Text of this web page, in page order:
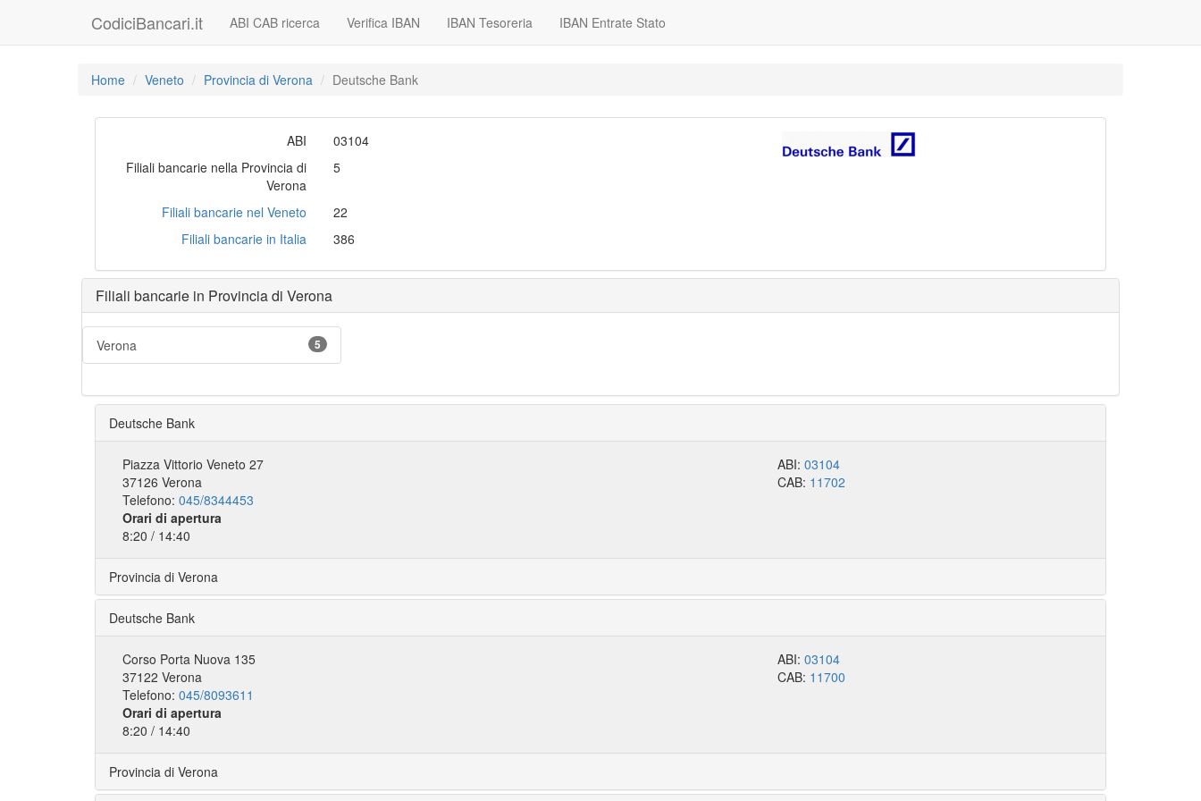
CodiciBancari.it ABI CAB ricerca Verifica IBAN IBAN Tesoreria IBAN Entrate Stato
Home Veneto Provincia di Verona Deutsche Bank
ABI
03104
Filiali bancarie nella Provincia di
Verona
5
Filiali bancarie nel Veneto
22
Filiali bancarie in Italia
386
Filiali bancarie in Provincia di Verona
Verona 5
Deutsche Bank
Piazza Vittorio Veneto 27
37126 Verona
ABI:03104
CAB: 11702
Telefono: 045/8344453
Orari di apertura
8:20 / 14:40
Provincia di Verona
Deutsche Bank
Corso Porta Nuova 135
37122 Verona
ABI:03104
CAB: 11700
Telefono: 045/8093611
Orari di apertura
8:20 / 14:40
Provincia di Verona